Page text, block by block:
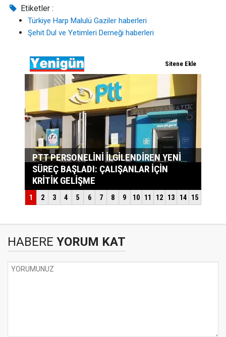
Etiketler :
Türkiye Harp Malulü Gaziler haberleri
Şehit Dul ve Yetimleri Derneği haberleri
HABERE YORUM KAT